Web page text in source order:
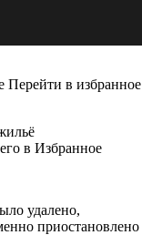
Перейти в избранное
в Избранное
удалено,
приостановлено